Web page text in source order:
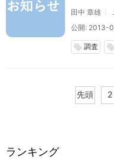
田中 章雄
公開: 2013-
local_offer 調査 local_offer
先頭 2
ランキング